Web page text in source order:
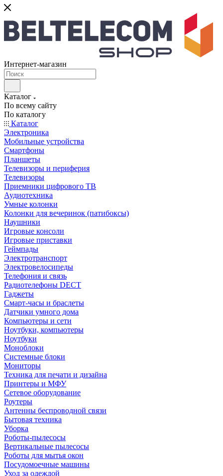
Интернет-магазин
Каталог
По всему сайту
По каталогу
Каталог
Электроника
Мобильные устройства
Смартфоны
Планшеты
Телевизоры и периферия
Телевизоры
Приемники цифрового ТВ
Аудиотехника
Умные колонки
Колонки для вечеринок (патибоксы)
Наушники
Игровые консоли
Игровые приставки
Геймпады
Электротранспорт
Электровелосипеды
Телефония и связь
Радиотелефоны DECT
Гаджеты
Смарт-часы и браслеты
Датчики умного дома
Компьютеры и сети
Ноутбуки, компьютеры
Ноутбуки
Моноблоки
Системные блоки
Мониторы
Техника для печати и дизайна
Принтеры и МФУ
Сетевое оборудование
Роутеры
Антенны беспроводной связи
Бытовая техника
Уборка
Роботы-пылесосы
Вертикальные пылесосы
Роботы для мытья окон
Посудомоечные машины
Уход за одеждой